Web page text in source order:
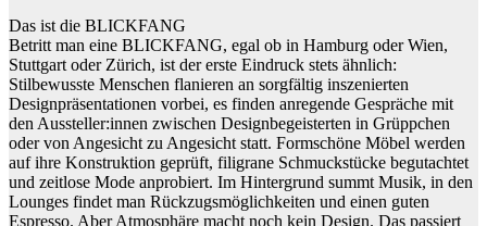
Das ist die BLICKFANG
Betritt man eine BLICKFANG, egal ob in Hamburg oder Wien,
Stuttgart oder Zürich, ist der erste Eindruck stets ähnlich:
Stilbewusste Menschen flanieren an sorgfältig inszenierten
Designpräsentationen vorbei, es finden anregende Gespräche mit
den Aussteller:innen zwischen Designbegeisterten in Grüppchen
oder von Angesicht zu Angesicht statt. Formschöne Möbel werden
auf ihre Konstruktion geprüft, filigrane Schmuckstücke begutachtet
und zeitlose Mode anprobiert. Im Hintergrund summt Musik, in den
Lounges findet man Rückzugsmöglichkeiten und einen guten
Espresso. Aber Atmosphäre macht noch kein Design. Das passiert